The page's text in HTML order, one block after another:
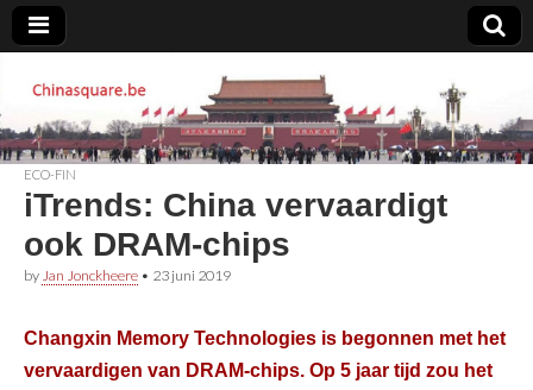
Chinasquare.be
ECO-FIN
iTrends: China vervaardigt
ook DRAM-chips
by Jan Jonckheere • 23 juni 2019
Changxin Memory Technologies is begonnen met het
vervaardigen van DRAM-chips. Op 5 jaar tijd zou het